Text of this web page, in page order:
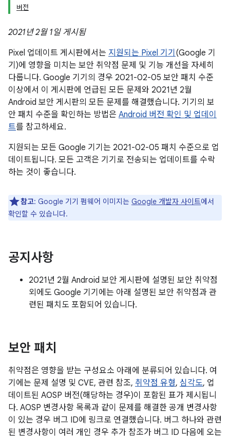
버전
2021년 2월 1일 게시됨
Pixel 업데이트 게시판에서는 지원되는 Pixel 기기 (Google 기
기)에 영향을 미치는 보안 취약점 문제 및 기능 개선을 자세히
다룹니다. Google 기기의 경우 2021-02-05 보안 패치 수준
이상에서 이 게시판에 언급된 모든 문제와 2021년 2월
Android 보안 게시판의 모든 문제를 해결했습니다. 기기의 보
안 패치 수준을 확인하는 방법은 Android 버전 확인 및 업데이
트를 참고하세요.
지원되는 모든 Google 기기는 2021-02-05 패치 수준으로 업
데이트됩니다. 모든 고객은 기기로 전송되는 업데이트를 수락
하는 것이 좋습니다.
참고: Google 기기 펌웨어 이미지는 Google 개발자 사이트에서
확인할 수 있습니다.
공지사항
2021년 2월 Android 보안 게시판에 설명된 보안 취약점
외에도 Google 기기에는 아래 설명된 보안 취약점과 관
련된 패치도 포함되어 있습니다.
보안 패치
취약점은 영향을 받는 구성요소 아래에 분류되어 있습니다. 여
기에는 문제 설명 및 CVE, 관련 참조, 취약점 유형, 심각도, 업
데이트된 AOSP 버전(해당하는 경우)이 포함된 표가 제시됩니
다. AOSP 변경사항 목록과 같이 문제를 해결한 공개 변경사항
이 있는 경우 버그 ID에 링크로 연결했습니다. 버그 하나와 관련
된 변경사항이 여러 개인 경우 추가 참조가 버그 ID 다음에 오는